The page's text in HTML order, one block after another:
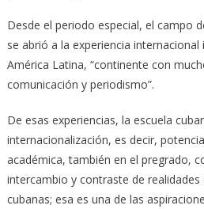
Desde el periodo especial, el campo
se abrió a la experiencia
América Latina, “continente con
comunicación y periodismo”.
De esas experiencias, la escuela
internacionalización, es decir,
académica, también en el pregrado,
intercambio y contraste de
cubanas; esa es una de las